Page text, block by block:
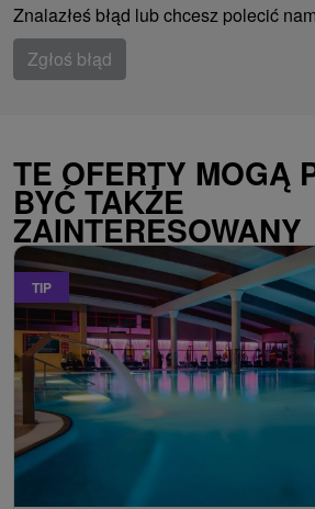
Znalazłeś błąd lub chcesz polecić
Zgłoś błąd
TE OFERTY MOGĄ
BYĆ TAKŻE
ZAINTERESOWANY
TIP